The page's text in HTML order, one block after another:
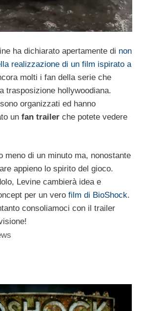
ha dichiarato apertamente di non
realizzazione di un film ispirato a
molti i fan della serie che
trasposizione hollywoodiana.
organizzati ed hanno
un fan trailer che potete vedere
meno di un minuto ma, nonostante
appieno lo spirito del gioco.
Levine cambierà idea e
per un vero film di BioShock.
consoliamoci con il trailer